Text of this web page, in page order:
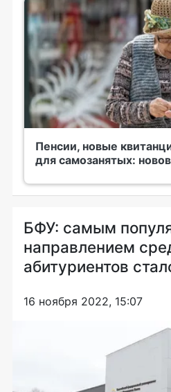
Пенсии, новые
для самозанятых:
БФУ: самым
направлением
абитуриентов
16 ноября 2022, 15:07